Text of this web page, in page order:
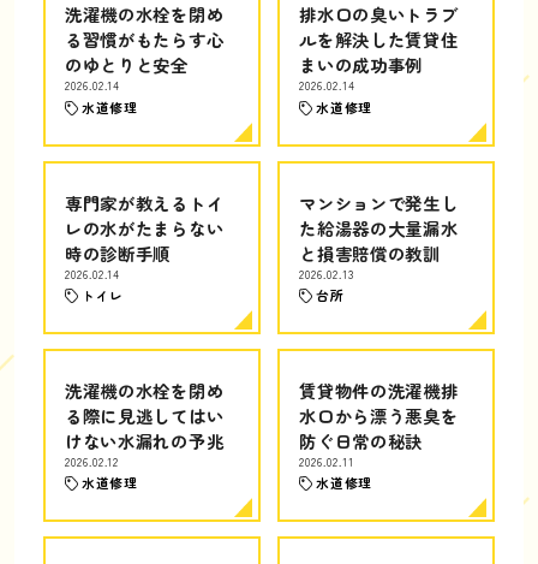
洗濯機の水栓を閉め
る習慣がもたらす心
のゆとりと安全
2026.02.14
水道修理
排水口の臭いトラブ
ルを解決した賃貸住
まいの成功事例
2026.02.14
水道修理
専門家が教えるトイ
レの水がたまらない
時の診断手順
2026.02.14
トイレ
マンションで発生し
た給湯器の大量漏水
と損害賠償の教訓
2026.02.13
台所
洗濯機の水栓を閉め
る際に見逃してはい
けない水漏れの予兆
2026.02.12
水道修理
賃貸物件の洗濯機排
水口から漂う悪臭を
防ぐ日常の秘訣
2026.02.11
水道修理